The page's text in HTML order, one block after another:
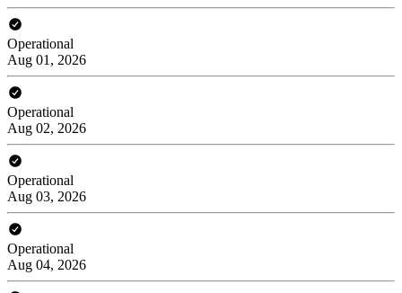
Operational
Aug 01, 2026
Operational
Aug 02, 2026
Operational
Aug 03, 2026
Operational
Aug 04, 2026